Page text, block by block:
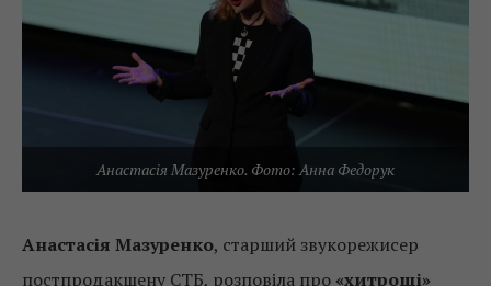
Анастасія Мазуренко. Фото: Анна Федорук
Анастасія Мазуренко, старший звукорежисер
постпродакшену СТБ, розповіла про «хитрощі»